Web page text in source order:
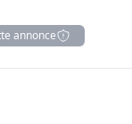
annonce